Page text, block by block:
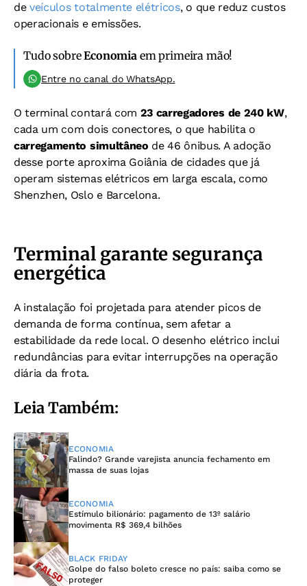
deveículos totalmente elétricos, o que reduz custos
operacionais e emissões.
Tudo sobreEconomiaem primeira mão!
Entre no canal do WhatsApp.
O terminal contará com 23 carregadores de 240 kW,
cada um com dois conectores, o que habilita o
carregamento simultâneo de 46 ônibus. A adoção
desse porte aproxima Goiânia de cidades que já
operam sistemas elétricos em larga escala, como
Shenzhen, Oslo e Barcelona.
Terminal garante segurança
energética
A instalação foi projetada para atender picos de
demanda de forma contínua, sem afetar a
estabilidade da rede local. O desenho elétrico inclui
redundâncias para evitar interrupções na operação
diária da frota.
Leia Também:
ECONOMIA
Falindo? Grande varejista anuncia fechamento em
massa de suas lojas
ECONOMIA
Estímulo bilionário: pagamento de 13º salário
movimenta R$ 369,4 bilhões
BLACK FRIDAY
Golpe do falso boleto cresce no país: saiba como se
proteger